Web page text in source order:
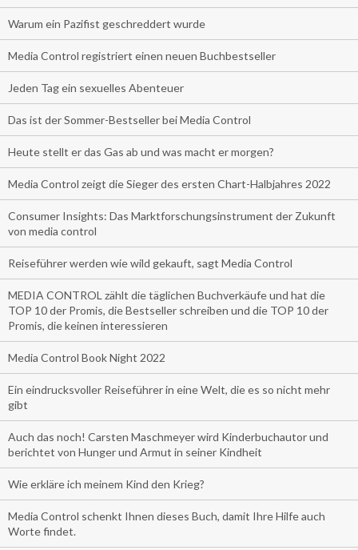
Warum ein Pazifist geschreddert wurde
Media Control registriert einen neuen Buchbestseller
Jeden Tag ein sexuelles Abenteuer
Das ist der Sommer-Bestseller bei Media Control
Heute stellt er das Gas ab und was macht er morgen?
Media Control zeigt die Sieger des ersten Chart-Halbjahres 2022
Consumer Insights: Das Marktforschungsinstrument der Zukunft
von media control
Reiseführer werden wie wild gekauft, sagt Media Control
MEDIA CONTROL zählt die täglichen Buchverkäufe und hat die
TOP 10 der Promis, die Bestseller schreiben und die TOP 10 der
Promis, die keinen interessieren
Media Control Book Night 2022
Ein eindrucksvoller Reiseführer in eine Welt, die es so nicht mehr
gibt
Auch das noch! Carsten Maschmeyer wird Kinderbuchautor und
berichtet von Hunger und Armut in seiner Kindheit
Wie erkläre ich meinem Kind den Krieg?
Media Control schenkt Ihnen dieses Buch, damit Ihre Hilfe auch
Worte findet.